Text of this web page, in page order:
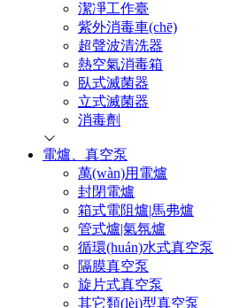
潔凈工作臺
紫外消毒車(chē)
超聲波清洗器
熱空氣消毒箱
臥式滅菌器
立式滅菌器
消毒劑
電爐、真空泵
萬(wàn)用電爐
封閉電爐
箱式電阻爐|馬弗爐
管式爐|氣氛爐
循環(huán)水式真空泵
隔膜真空泵
旋片式真空泵
其它類(lèi)型真空泵